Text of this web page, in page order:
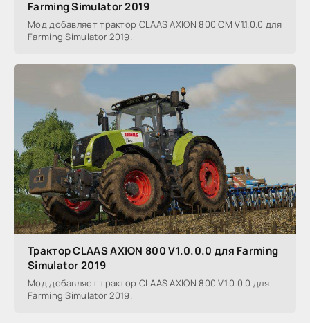
Farming Simulator 2019
Мод добавляет трактор CLAAS AXION 800 CM V1.1.0.0 для
Farming Simulator 2019.
Трактор CLAAS AXION 800 V1.0.0.0 для Farming
Simulator 2019
Мод добавляет трактор CLAAS AXION 800 V1.0.0.0 для
Farming Simulator 2019.